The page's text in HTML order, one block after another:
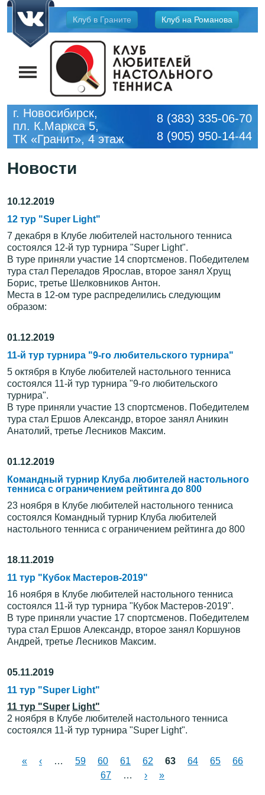
Jump
navigation
Клуб в Граните Клуб на Романова
г. Новосибирск,
пл. К.Маркса 5,
ТК «Гранит», 4 этаж
8 (383) 335-06-70
8 (905) 950-14-44
Новости
10.12.2019
12 тур "Super Light"
7 декабря в Клубе любителей настольного тенниса
состоялся 12-й тур турнира "Super Light".
В туре приняли участие 14 спортсменов. Победителем
тура стал Переладов Ярослав, второе занял Хрущ
Борис, третье Шелковников Антон.
Места в 12-ом туре распределились следующим
образом:
01.12.2019
11-й тур турнира "9-го любительского турнира"
5 октября в Клубе любителей настольного тенниса
состоялся 11-й тур турнира "9-го любительского
турнира".
В туре приняли участие 13 спортсменов. Победителем
тура стал Ершов Александр, второе занял Аникин
Анатолий, третье Лесников Максим.
01.12.2019
Командный турнир Клуба любителей настольного
тенниса с ограничением рейтинга до 800
23 ноября в Клубе любителей настольного тенниса
состоялся Командный турнир Клуба любителей
настольного тенниса с ограничением рейтинга до 800
18.11.2019
11 тур "Кубок Мастеров-2019"
16 ноября в Клубе любителей настольного тенниса
состоялся 11-й тур турнира "Кубок Мастеров-2019".
В туре приняли участие 17 спортсменов. Победителем
тура стал Ершов Александр, второе занял Коршунов
Андрей, третье Лесников Максим.
05.11.2019
11 тур "Super Light"
11 тур "Super Light"
2 ноября в Клубе любителей настольного тенниса
состоялся 11-й тур турнира "Super Light".
« ‹ … 59 60 61 62 63 64 65
66
67
… › »